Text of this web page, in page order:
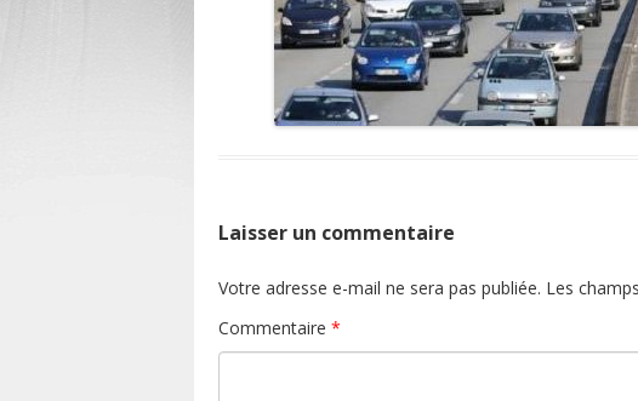
Laisser un commentaire
Votre adresse e-mail ne sera pas publiée. Les
Commentaire *